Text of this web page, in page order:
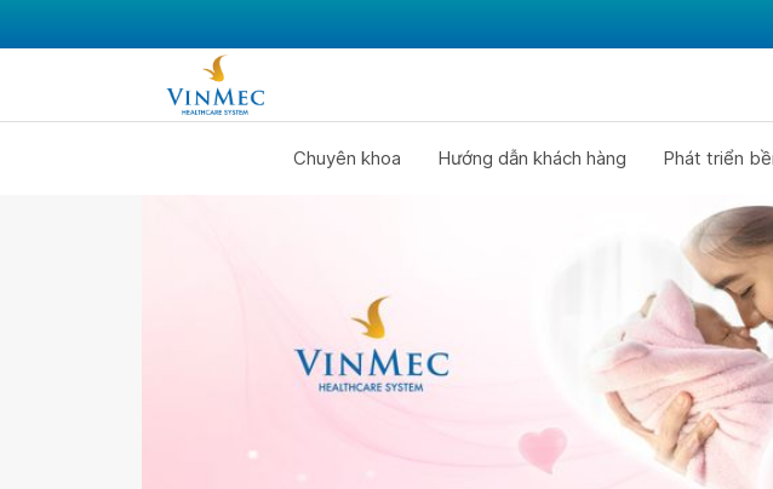
Chuyên khoa Hướng dẫn khách hàng Phát triển